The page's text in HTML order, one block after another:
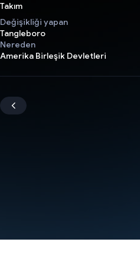
Takım
Değişikliği yapan
Tangleboro
Nereden
Amerika Birleşik Devletleri